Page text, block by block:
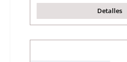
Detalles